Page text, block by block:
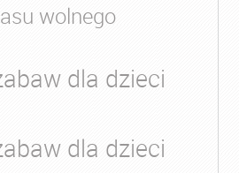
wolnego
dla dzieci
dla dzieci